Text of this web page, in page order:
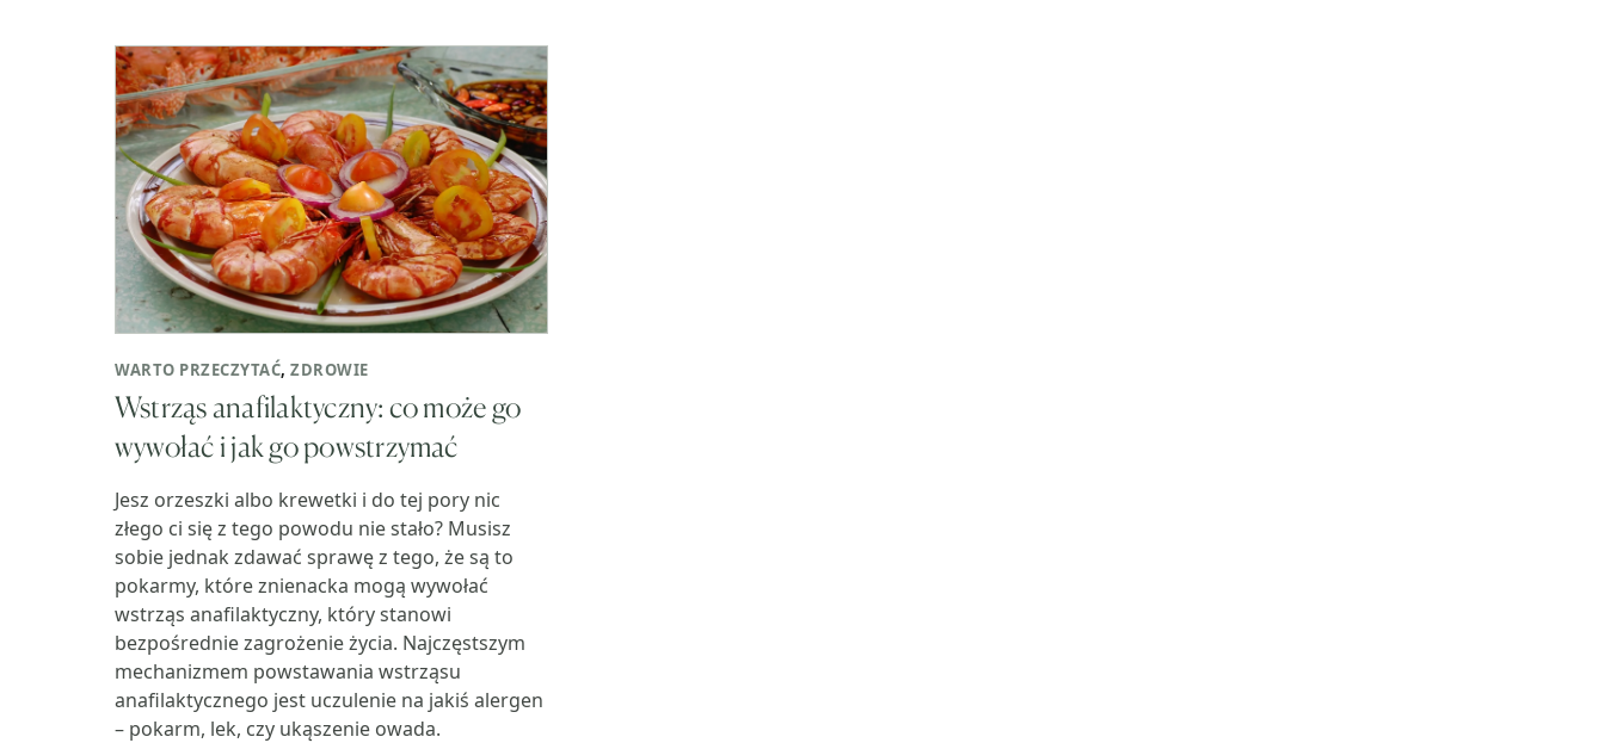
WARTO PRZECZYTAĆ,ZDROWIE
Wstrząs anafilaktyczny: co może go
wywołać i jak go powstrzymać
Jesz orzeszki albo krewetki i do tej pory nic
złego ci się z tego powodu nie stało? Musisz
sobie jednak zdawać sprawę z tego, że są to
pokarmy, które znienacka mogą wywołać
wstrząs anafilaktyczny, który stanowi
bezpośrednie zagrożenie życia. Najczęstszym
mechanizmem powstawania wstrząsu
anafilaktycznego jest uczulenie na jakiś alergen
– pokarm, lek, czy ukąszenie owada.